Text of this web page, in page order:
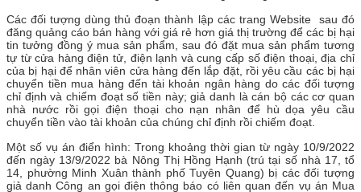
Các đối tượng dùng thủ đoạn thành lập các trang Website sau đó
đăng quảng cáo bán hàng với giá rẻ hơn giá thị trường để các bị hại
tin tưởng đồng ý mua sản phẩm, sau đó đặt mua sản phẩm tương
tự từ cửa hàng điện tử, điện lạnh và cung cấp số điện thoại, địa chỉ
của bị hại để nhân viên cửa hàng đến lắp đặt, rồi yêu cầu các bị hại
chuyển tiền mua hàng đến tài khoản ngân hàng do các đối tượng
chỉ định và chiếm đoạt số tiền này; giả danh là cán bộ các cơ quan
nhà nước rồi gọi điện thoại cho nạn nhân để hù dọa yêu cầu
chuyển tiền vào tài khoản của chúng chỉ định rồi chiếm đoạt.
Một số vụ án điển hình: Trong khoảng thời gian từ ngày 10/9/2022
đến ngày 13/9/2022 bà Nông Thị Hồng Hạnh (trú tại số nhà 17, tổ
14, phường Minh Xuân thành phố Tuyên Quang) bị các đối tượng
giả danh Công an gọi điện thông báo có liên quan đến vụ án Mua